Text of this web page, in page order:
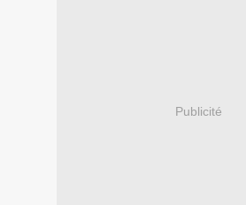
Publicité